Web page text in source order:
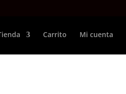
Carrito Mi cuenta